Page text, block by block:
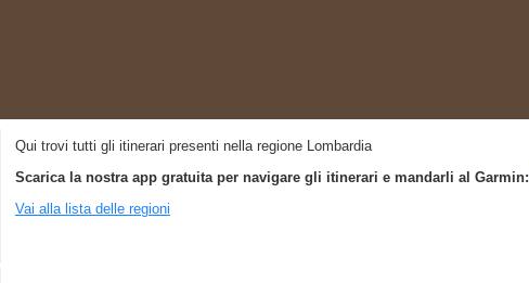
Qui trovi tutti gli itinerari presenti nella regione Lombardia
Scarica la nostra app gratuita per navigare gli itinerari e mandarli al Garmin:
Vai alla lista delle regioni